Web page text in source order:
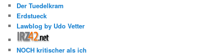
Der Tuedelkram
Erdstueck
Lawblog by Udo Vetter
NOCH kritischer als ich